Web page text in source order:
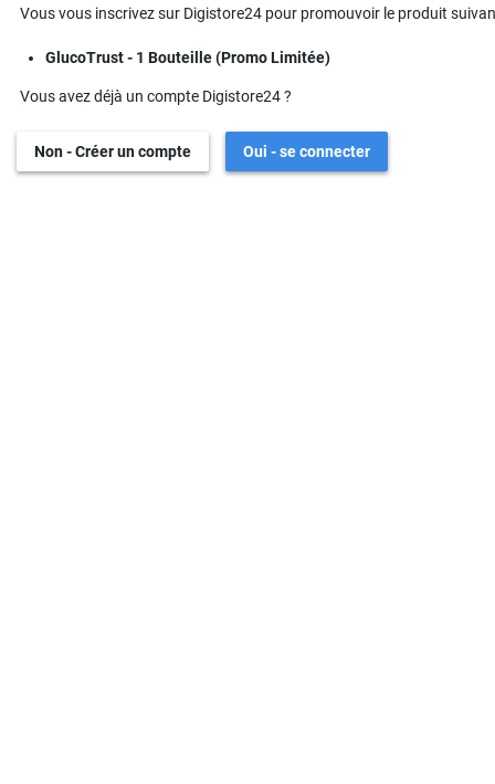
Vous vous inscrivez sur Digistore24 pour promouvoir le produit
GlucoTrust - 1 Bouteille (Promo Limitée)
Vous avez déjà un compte Digistore24 ?
Non - Créer un compte Oui - se connecter